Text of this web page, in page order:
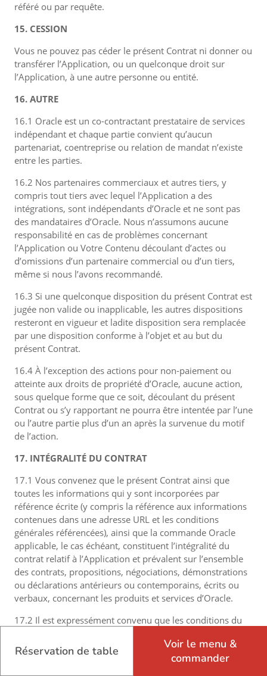
référé ou par requête.
15. CESSION
Vous ne pouvez pas céder le présent Contrat ni donner ou
transférer l’Application, ou un quelconque droit sur
l’Application, à une autre personne ou entité.
16. AUTRE
16.1 Oracle est un co-contractant prestataire de services
indépendant et chaque partie convient qu’aucun
partenariat, coentreprise ou relation de mandat n’existe
entre les parties.
16.2 Nos partenaires commerciaux et autres tiers, y
compris tout tiers avec lequel l’Application a des
intégrations, sont indépendants d’Oracle et ne sont pas
des mandataires d’Oracle. Nous n’assumons aucune
responsabilité en cas de problèmes concernant
l’Application ou Votre Contenu découlant d’actes ou
d’omissions d’un partenaire commercial ou d’un tiers,
même si nous l’avons recommandé.
16.3 Si une quelconque disposition du présent Contrat est
jugée non valide ou inapplicable, les autres dispositions
resteront en vigueur et ladite disposition sera remplacée
par une disposition conforme à l’objet et au but du
présent Contrat.
16.4 À l’exception des actions pour non-paiement ou
atteinte aux droits de propriété d’Oracle, aucune action,
sous quelque forme que ce soit, découlant du présent
Contrat ou s’y rapportant ne pourra être intentée par l’une
ou l’autre partie plus d’un an après la survenue du motif
de l’action.
17. INTÉGRALITÉ DU CONTRAT
17.1 Vous convenez que le présent Contrat ainsi que
toutes les informations qui y sont incorporées par
référence écrite (y compris la référence aux informations
contenues dans une adresse URL et les conditions
générales référencées), ainsi que la commande Oracle
applicable, le cas échéant, constituent l’intégralité du
contrat relatif à l’Application et prévalent sur l’ensemble
des contrats, propositions, négociations, démonstrations
ou déclarations antérieurs ou contemporains, écrits ou
verbaux, concernant les produits et services d’Oracle.
17.2 Il est expressément convenu que les conditions du
échéant, prévalent sur les conditions de tout bon de
commande client, portail d’achat Internet ou tout autre
document similaire ne provenant pas d’Oracle, et aucune
Réservation de table
Voir le menu &
commander